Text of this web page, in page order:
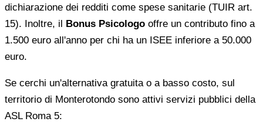
dichiarazione dei redditi come spese sanitarie (TUIR art.
15). Inoltre, il Bonus Psicologo offre un contributo fino a
1.500 euro all'anno per chi ha un ISEE inferiore a 50.000
euro.
Se cerchi un'alternativa gratuita o a basso costo, sul
territorio di Monterotondo sono attivi servizi pubblici della
ASL Roma 5: